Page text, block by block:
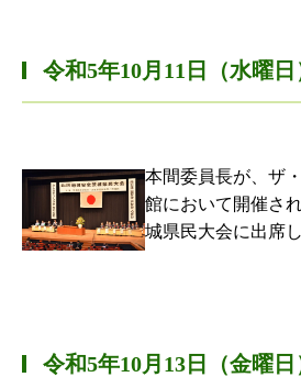
令和5年10月11日（水曜日
本間委員長が、ザ
館において開催さ
城県民大会に出席
令和5年10月13日（金曜日